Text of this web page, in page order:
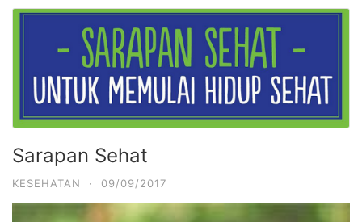
Sarapan Sehat
KESEHATAN · 09/09/2017